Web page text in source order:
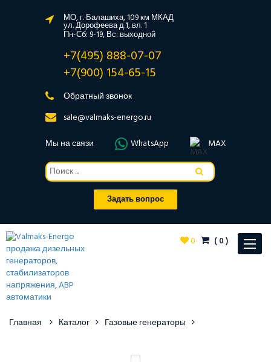
МО, г. Балашиха, 109 км МКАД
ул. Дорофеева д.1, вл. 1
Пн-Сб: 9-19, Вс: выходной
+7(495) 888-07-07
+7(900) 154-65-15
Обратный звонок
sale@valmaks-energo.ru
Мы на связи
WhatsApp MAX
Задать вопрос
Toggle
0 (0)
Главная Каталог Газовые генераторы